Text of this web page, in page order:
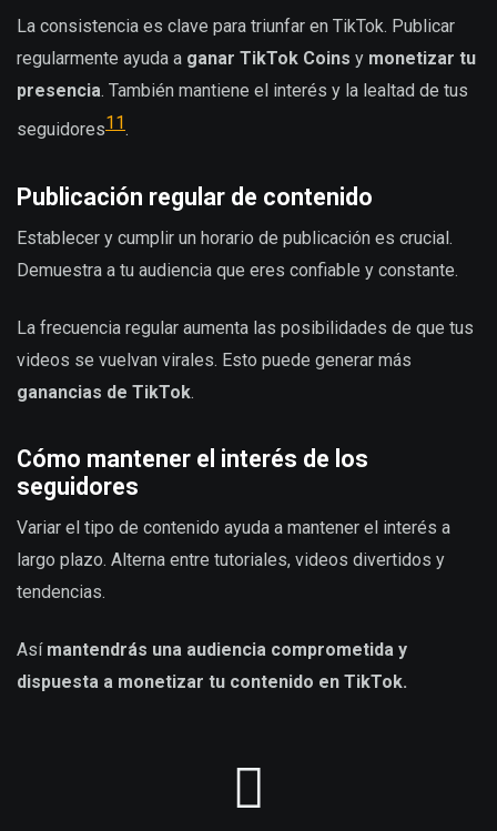
La consistencia es clave para triunfar en TikTok. Publicar
regularmente ayuda a ganar TikTok Coins y monetizar tu
presencia. También mantiene el interés y la lealtad de tus
seguidores11.
Publicación regular de contenido
Establecer y cumplir un horario de publicación es crucial.
Demuestra a tu audiencia que eres confiable y constante.
La frecuencia regular aumenta las posibilidades de que tus
videos se vuelvan virales. Esto puede generar más
ganancias de TikTok.
Cómo mantener el interés de los
seguidores
Variar el tipo de contenido ayuda a mantener el interés a
largo plazo. Alterna entre tutoriales, videos divertidos y
tendencias.
Así mantendrás una audiencia comprometida y
dispuesta a monetizar tu contenido en TikTok.